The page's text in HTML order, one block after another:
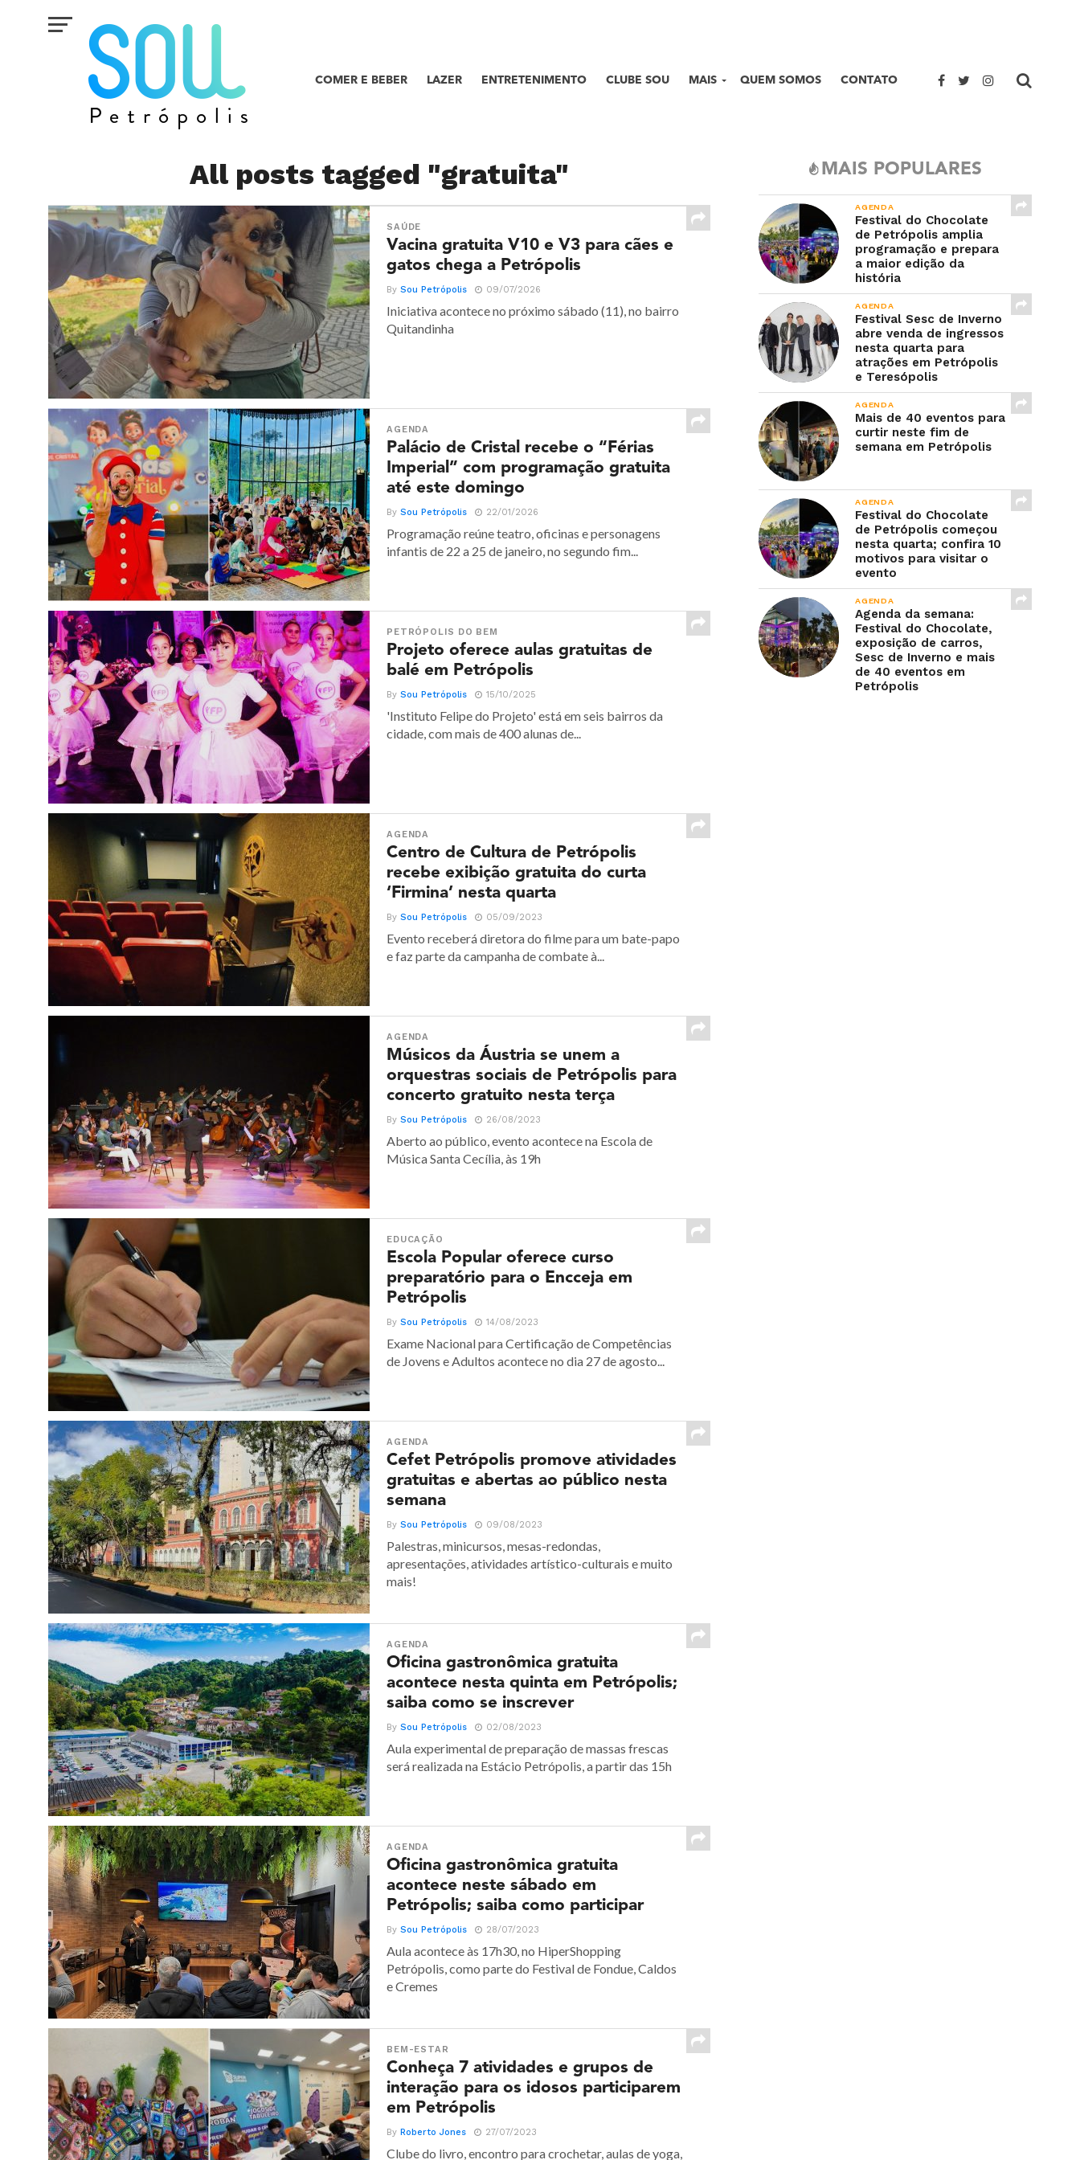
COMER E BEBER LAZER ENTRETENIMENTO CLUBE SOU MAIS QUEM SOMOS CONTATO
All posts tagged "gratuita"
SAÚDE
Vacina gratuita V10 e V3 para cães e
gatos chega a Petrópolis
BySou Petrópolis 09/07/2026
Iniciativa acontece no próximo sábado (11), no bairro
Quitandinha
AGENDA
Palácio de Cristal recebe o “Férias
Imperial” com programação gratuita
até este domingo
BySou Petrópolis 22/01/2026
Programação reúne teatro, oficinas e personagens
infantis de 22 a 25 de janeiro, no segundo fim...
PETRÓPOLIS DO BEM
Projeto oferece aulas gratuitas de
balé em Petrópolis
BySou Petrópolis 15/10/2025
'Instituto Felipe do Projeto' está em seis bairros da
cidade, com mais de 400 alunas de...
AGENDA
Centro de Cultura de Petrópolis
recebe exibição gratuita do curta
‘Firmina’ nesta quarta
BySou Petrópolis 05/09/2023
Evento receberá diretora do filme para um bate-papo
e faz parte da campanha de combate à...
AGENDA
Músicos da Áustria se unem a
orquestras sociais de Petrópolis para
concerto gratuito nesta terça
BySou Petrópolis 26/08/2023
Aberto ao público, evento acontece na Escola de
Música Santa Cecília, às 19h
EDUCAÇÃO
Escola Popular oferece curso
preparatório para o Encceja em
Petrópolis
BySou Petrópolis 14/08/2023
Exame Nacional para Certificação de Competências
de Jovens e Adultos acontece no dia 27 de agosto...
AGENDA
Cefet Petrópolis promove atividades
gratuitas e abertas ao público nesta
semana
BySou Petrópolis 09/08/2023
Palestras, minicursos, mesas-redondas,
apresentações, atividades artístico-culturais e muito
mais!
AGENDA
Oficina gastronômica gratuita
acontece nesta quinta em Petrópolis;
saiba como se inscrever
BySou Petrópolis 02/08/2023
Aula experimental de preparação de massas frescas
será realizada na Estácio Petrópolis, a partir das 15h
AGENDA
Oficina gastronômica gratuita
acontece neste sábado em
Petrópolis; saiba como participar
BySou Petrópolis 28/07/2023
Aula acontece às 17h30, no HiperShopping
Petrópolis, como parte do Festival de Fondue, Caldos
e Cremes
BEM-ESTAR
Conheça 7 atividades e grupos de
interação para os idosos participarem
em Petrópolis
ByRoberto Jones 27/07/2023
Clube do livro, encontro para crochetar, aulas de yoga,
MAIS POPULARES
AGENDA
Festival do Chocolate
de Petrópolis amplia
programação e prepara
a maior edição da
história
AGENDA
Festival Sesc de Inverno
abre venda de ingressos
nesta quarta para
atrações em Petrópolis
e Teresópolis
AGENDA
Mais de 40 eventos para
curtir neste fim de
semana em Petrópolis
AGENDA
Festival do Chocolate
de Petrópolis começou
nesta quarta; confira 10
motivos para visitar o
evento
AGENDA
Agenda da semana:
Festival do Chocolate,
exposição de carros,
Sesc de Inverno e mais
de 40 eventos em
Petrópolis